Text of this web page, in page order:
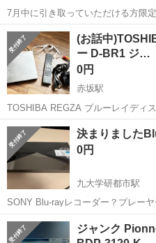
7月中に引き取っていただける方限
渡し可能です Panasonic DIGA DVDレコーダー。 1枚目の写真に写っ
ているものが付属品です。 録画デ
能。 ...
福岡 北九州市 映像プレー
(お話中
ー D-BR1 ジ…
0円
赤坂駅
TOSHIBA REGZA ブルーレイディ
DVDプレーヤー /ライター 12年製 写真のものが全てです 2年ほど前に
問題なく使いましたが、今回の出
福岡 福岡市 赤坂駅 映像
REGZA
決まりました
0円
九大学研都市駅
SONY Blu-rayレコーダー？プレー
が必要なかったためどなたか使っ
す。 平日夜または土曜日にお願い
福岡 福岡市 九大学研都市駅
ジャンク